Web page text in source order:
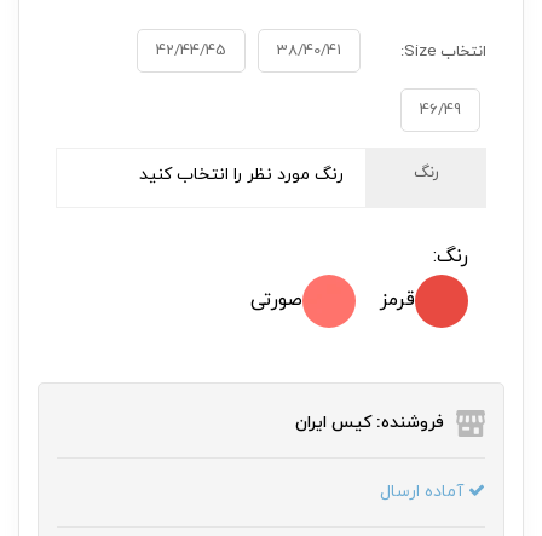
انتخاب Size: 38/40/41
42/44/45
46/49
رنگ رنگ مورد نظر را انتخاب کنید
رنگ:
قرمز
صورتی
فروشنده: کیس ایران
آماده ارسال